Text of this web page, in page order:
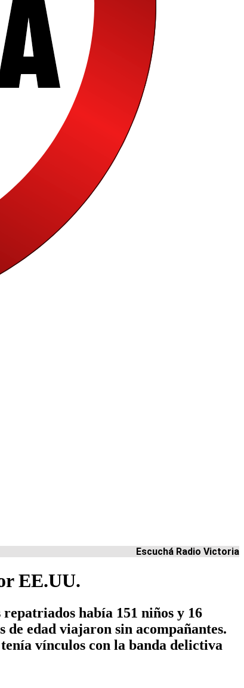
Escuchá Radio Victoria
EE.UU.
había 151 niños y 16
de edad viajaron sin acompañantes.
vínculos con la banda delictiva